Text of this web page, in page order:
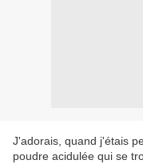
J'adorais, quand j'étais
poudre acidulée qui se